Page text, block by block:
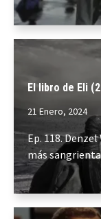
El libro de Eli
21 Enero, 2024
Ep. 118.
más